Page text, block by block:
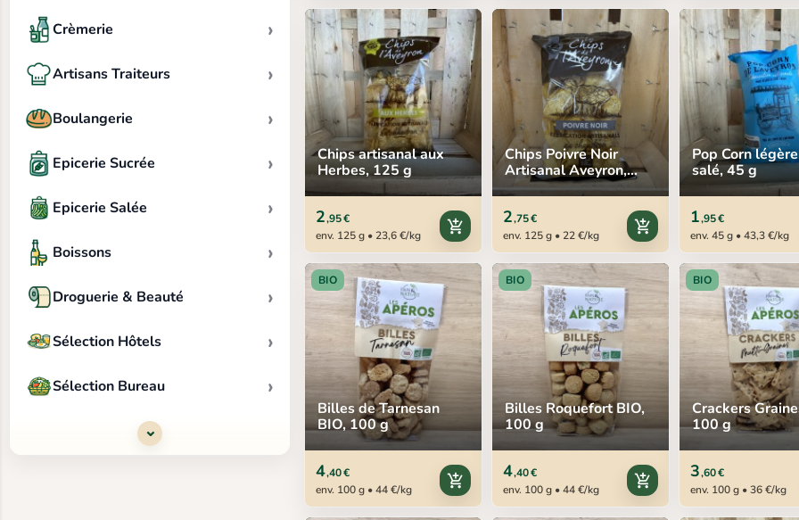
Crèmerie ›
Artisans Traiteurs ›
Boulangerie ›
Epicerie Sucrée ›
Epicerie Salée ›
Boissons ›
Droguerie & Beauté ›
Sélection Hôtels ›
Sélection Bureau ›
⌄
Chips artisanal aux
Herbes, 125 g
2,95 €
env. 125 g • 23,6 €/kg
add_shopping_cart
Chips Poivre Noir
Artisanal Aveyron,
125 g
2,75 €
env. 125 g • 22 €/kg
add_shopping_cart
Pop Corn
salé, 45 g
1,95 €
env. 45 g • 43,3 €/kg
BIO
Billes de Tarnesan
BIO, 100 g
4,40 €
env. 100 g • 44 €/kg
add_shopping_cart
BIO
Billes Roquefort BIO,
100 g
4,40 €
env. 100 g • 44 €/kg
add_shopping_cart
BIO
Crackers
100 g
3,60 €
env. 100 g • 36 €/kg